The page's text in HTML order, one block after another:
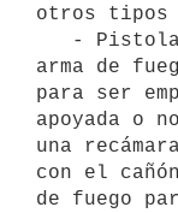
otros tipos
arma de
para ser
apoyada o
una
con el
de fuego